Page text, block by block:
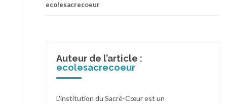
ecolesacrecoeur
Auteur de l’article :
ecolesacrecoeur
L'institution du Sacré-Cœur est un